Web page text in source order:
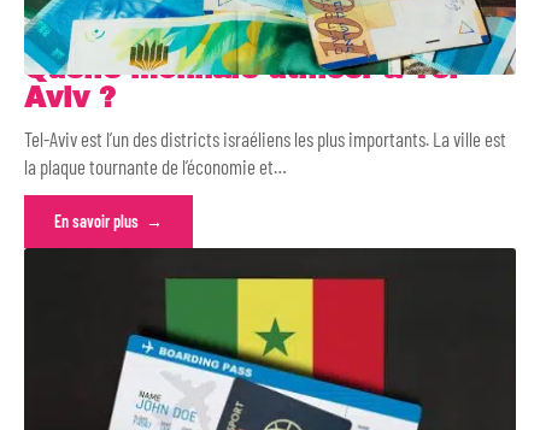
Quelle monnaie utiliser à Tel-
Aviv ?
Tel-Aviv est l’un des districts israéliens les plus importants. La ville est
la plaque tournante de l’économie et…
En savoir plus